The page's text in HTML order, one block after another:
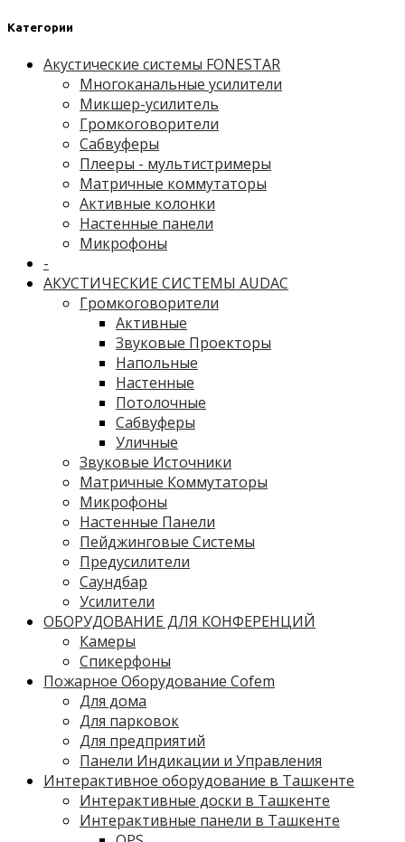
Категории
Акустические системы FONESTAR
Многоканальные усилители
Микшер-усилитель
Громкоговорители
Сабвуферы
Плееры - мультистримеры
Матричные коммутаторы
Активные колонки
Настенные панели
Микрофоны
-
АКУСТИЧЕСКИЕ СИСТЕМЫ AUDAC
Громкоговорители
Активные
Звуковые Проекторы
Напольные
Настенные
Потолочные
Сабвуферы
Уличные
Звуковые Источники
Матричные Коммутаторы
Микрофоны
Настенные Панели
Пейджинговые Системы
Предусилители
Саундбар
Усилители
ОБОРУДОВАНИЕ ДЛЯ КОНФЕРЕНЦИЙ
Камеры
Спикерфоны
Пожарное Оборудование Cofem
Для дома
Для парковок
Для предприятий
Панели Индикации и Управления
Интерактивное оборудование в Ташкенте
Интерактивные доски в Ташкенте
Интерактивные панели в Ташкенте